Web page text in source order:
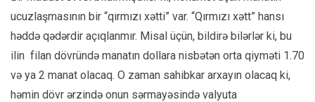
ucuzlaşmasının bir “qırmızı xətti” var. “Qırmızı xətt” hansı
həddə qədərdir açıqlanmır. Misal üçün, bildirə bilərlər ki, bu
ilin filan dövründə manatın dollara nisbətən orta qiyməti 1.70
və ya 2 manat olacaq. O zaman sahibkar arxayın olacaq ki,
həmin dövr ərzində onun sərmayəsində valyuta